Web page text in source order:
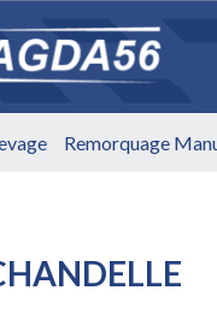
Remorquage